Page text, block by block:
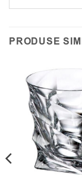
PRODUSE